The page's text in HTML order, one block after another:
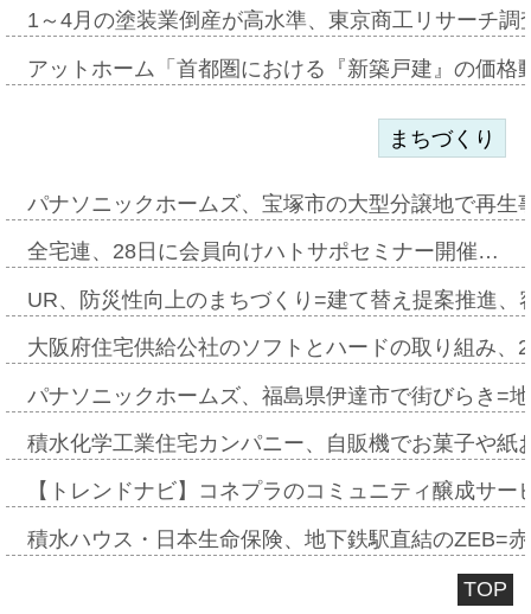
1～4月の塗装業倒産が高水準、東京商工リサーチ
アットホーム「首都圏における『新築戸建』の価
まちづくり
パナソニックホームズ、宝塚市の大型分譲地で再
全宅連、28日に会員向けハトサポセミナー開催…
UR、防災性向上のまちづくり=建て替え提案推進
大阪府住宅供給公社のソフトとハードの取り組み
パナソニックホームズ、福島県伊達市で街びらき=
積水化学工業住宅カンパニー、自販機でお菓子や
【トレンドナビ】コネプラのコミュニティ醸成サ
積水ハウス・日本生命保険、地下鉄駅直結のZEB=
TOP